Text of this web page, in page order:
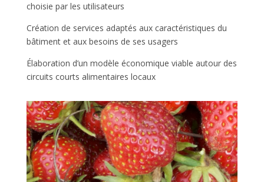
choisie par les utilisateurs
Création de services adaptés aux caractéristiques du
bâtiment et aux besoins de ses usagers
Élaboration d’un modèle économique viable autour des
circuits courts alimentaires locaux